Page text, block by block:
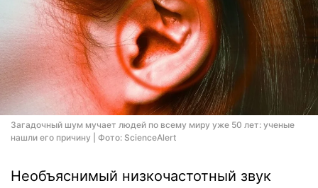
Загадочный шум мучает людей по всему миру уже 50 лет: ученые
нашли его причину | Фото: ScienceAlert
Необъяснимый низкочастотный звук